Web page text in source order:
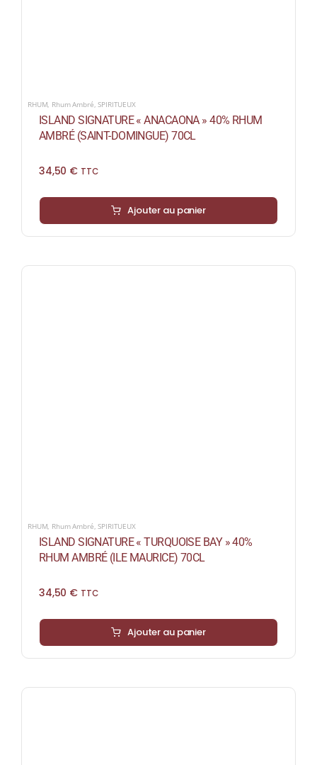
RHUM Rhum Ambré ,SPIRITUEUX
ISLAND SIGNATURE « ANACAONA » 40% RHUM
AMBRÉ (SAINT-DOMINGUE) 70CL
34,50 € TTC
Ajouter au panier
RHUM Rhum Ambré ,SPIRITUEUX
ISLAND SIGNATURE « TURQUOISE BAY » 40%
RHUM AMBRÉ (ILE MAURICE) 70CL
34,50 € TTC
Ajouter au panier